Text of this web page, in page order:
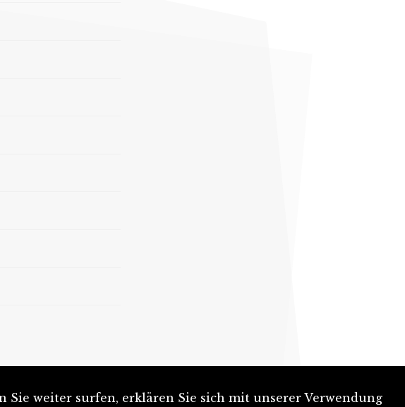
Sie weiter surfen, erklären Sie sich mit unserer Verwendung